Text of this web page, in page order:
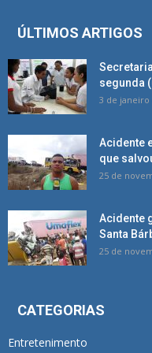
ÚLTIMOS ARTIGOS
segunda
3 de janeiro
Acidente
que
25 de
Acidente
Santa
25 de
CATEGORIAS
Entretenimento